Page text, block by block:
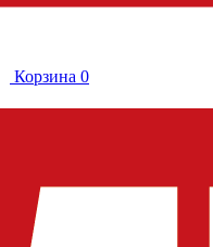
Корзина 0